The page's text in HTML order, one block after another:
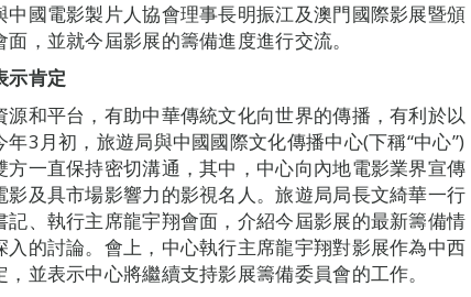
國電影製片人協會理事長明振江及澳門國際影展暨頒
，並就今屆影展的籌備進度進行交流。
示肯定
和平台，有助中華傳統文化向世界的傳播，有利於以
3月初，旅遊局與中國國際文化傳播中心(下稱“中心”)
一直保持密切溝通，其中，中心向內地電影業界宣傳
及具市場影響力的影視名人。旅遊局局長文綺華一行
、執行主席龍宇翔會面，介紹今屆影展的最新籌備情
的討論。會上，中心執行主席龍宇翔對影展作為中西
並表示中心將繼續支持影展籌備委員會的工作。